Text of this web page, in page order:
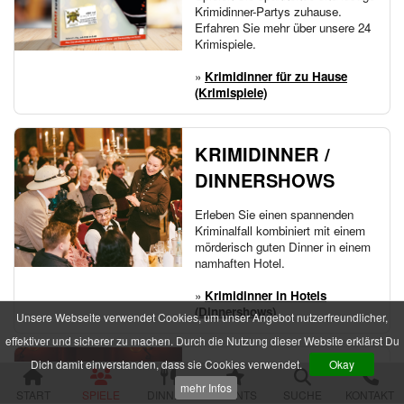
Unsere Webseite verwendet Cookies, um unser Angebot nutzerfreundlicher,
effektiver und sicherer zu machen. Durch die Nutzung dieser Website erklärst Du
Dich damit einverstanden, dass sie Cookies verwendet.
Okay
mehr Infos
START SPIELE DINNER EVENTS SUCHE KONTAKT
Im Schatten der Premiere
Die zweifelhafte Welt der Märchen
Jenseits der Schönheit
Die Legende der Sturmklinge
Drei Rosen für Charlie
Das Geheimnis der Burg Wolfsklamm
Die Pracht der Vampire
Der Hanf des Verderbens
Zum Geier mit dem Mord
Die Yacht der Macht
Nachts im Salon Rouge
Das Feuer der Diamanten
Hau den Michl
Das letzte Festmahl des Pharaos
Krimispiele für Jugendliche
Das Gift der Rivalen
Krimidinner-Partys zuhause.
Erfahren Sie mehr über unsere 24
Krimispiele.
» Krimidinner für zu Hause
(Krimispiele)
KRIMIDINNER /
DINNERSHOWS
Erleben Sie einen spannenden
Kriminalfall kombiniert mit einem
mörderisch guten Dinner in einem
namhaften Hotel.
» Krimidinner in Hotels
(Dinnershows)
EVENTS / TATORT